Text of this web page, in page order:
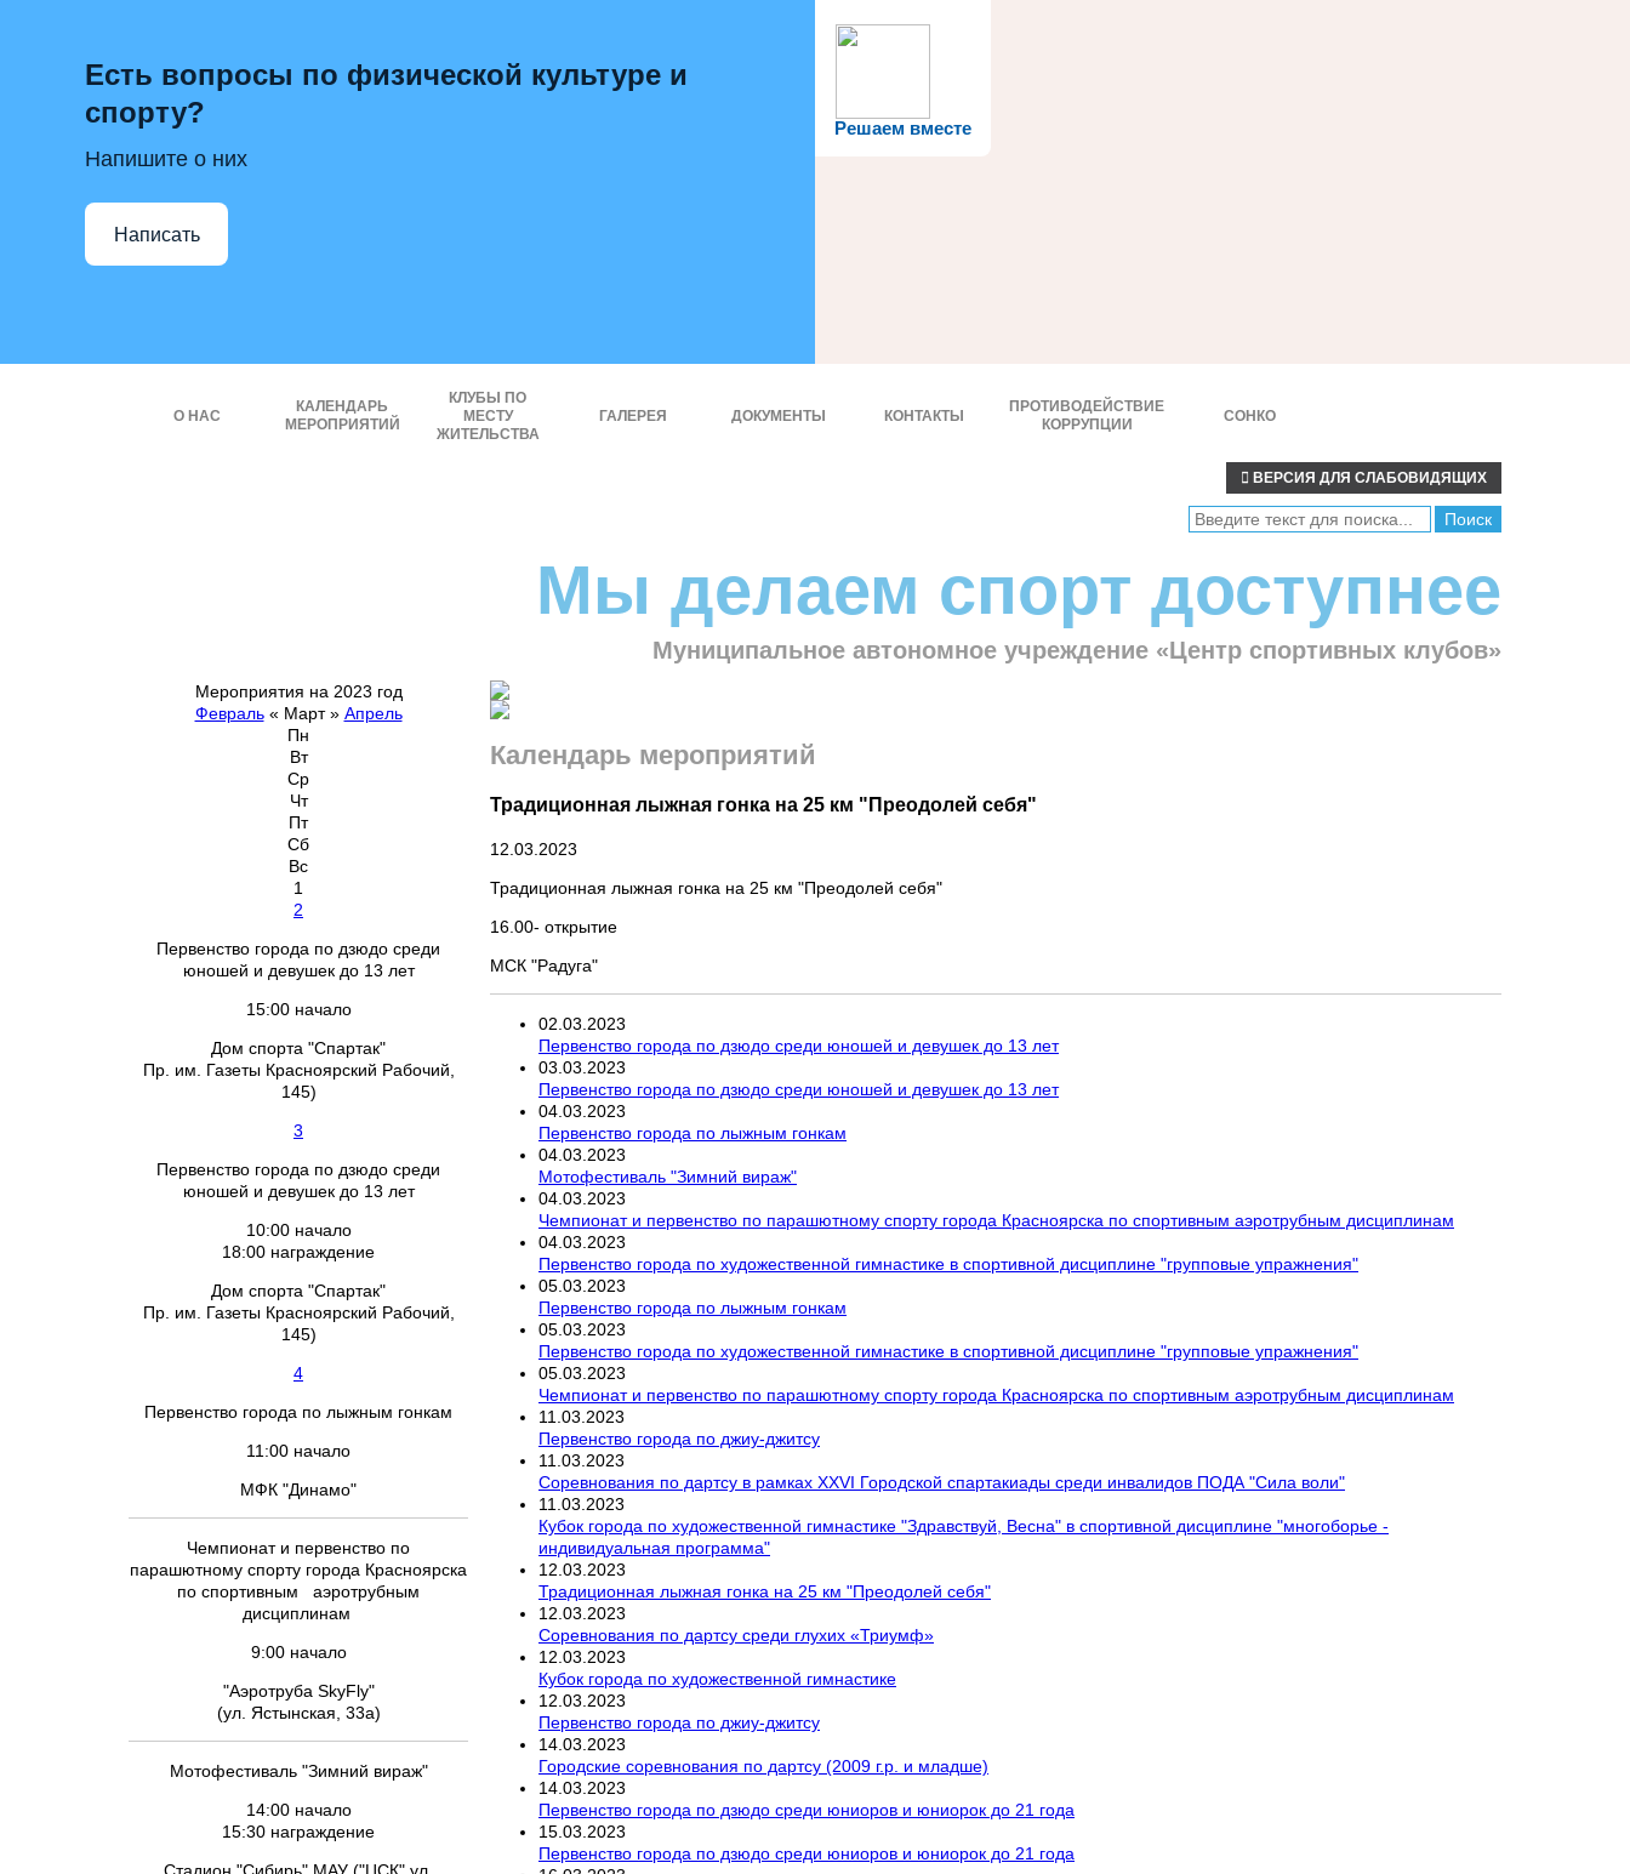
Решаем вместе
Есть вопросы по физической культуре и
спорту?
Напишите о них
Написать
О НАС
КАЛЕНДАРЬ
МЕРОПРИЯТИЙ
КЛУБЫ ПО
МЕСТУ
ЖИТЕЛЬСТВА
ГАЛЕРЕЯ ДОКУМЕНТЫ КОНТАКТЫ
ПРОТИВОДЕЙСТВИЕ
КОРРУПЦИИ
СОНКО
ВЕРСИЯ ДЛЯ СЛАБОВИДЯЩИХ
Мы делаем спорт доступнее
Муниципальное автономное учреждение «Центр спортивных клубов»
Мероприятия на 2023 год
Февраль« Март» Апрель
Пн
Вт
Ср
Чт
Пт
Сб
Вс
1
2
Первенство города по дзюдо среди
юношей и девушек до 13 лет
15:00 начало
Дом спорта "Спартак"
Пр. им. Газеты Красноярский Рабочий,
145)
3
Первенство города по дзюдо среди
юношей и девушек до 13 лет
10:00 начало
18:00 награждение
Дом спорта "Спартак"
Пр. им. Газеты Красноярский Рабочий,
145)
4
Первенство города по лыжным гонкам
11:00 начало
МФК "Динамо"
Чемпионат и первенство по
парашютному спорту города Красноярска
по спортивным аэротрубным
дисциплинам
9:00 начало
"Аэротруба SkyFly"
(ул. Ястынская, 33а)
Мотофестиваль "Зимний вираж"
14:00 начало
15:30 награждение
Календарь мероприятий
Традиционная лыжная гонка на 25 км "Преодолей себя"
12.03.2023
Традиционная лыжная гонка на 25 км "Преодолей себя"
16.00- открытие
МСК "Радуга"
02 03 2023
Первенство города по дзюдо среди юношей и девушек до 13 лет
03 03 2023
Первенство города по дзюдо среди юношей и девушек до 13 лет
04 03 2023
Первенство города по лыжным гонкам
04 03 2023
Мотофестиваль "Зимний вираж"
04 03 2023
Чемпионат и первенство по парашютному спорту города Красноярска по спортивным аэротрубным дисциплинам
04 03 2023
Первенство города по художественной гимнастике в спортивной дисциплине "групповые упражнения"
05 03 2023
Первенство города по лыжным гонкам
05 03 2023
Первенство города по художественной гимнастике в спортивной дисциплине "групповые упражнения"
05 03 2023
Чемпионат и первенство по парашютному спорту города Красноярска по спортивным аэротрубным дисциплинам
11 03 2023
Первенство города по джиу-джитсу
11 03 2023
Соревнования по дартсу в рамках XXVI Городской спартакиады среди инвалидов ПОДА "Сила воли"
11 03 2023
Кубок города по художественной гимнастике "Здравствуй, Весна" в спортивной дисциплине "многоборье -
индивидуальная программа"
12 03 2023
Традиционная лыжная гонка на 25 км "Преодолей себя"
12 03 2023
Соревнования по дартсу среди глухих «Триумф»
12 03 2023
Кубок города по художественной гимнастике
12 03 2023
Первенство города по джиу-джитсу
14 03 2023
Городские соревнования по дартсу (2009 г.р. и младше)
14 03 2023
Первенство города по дзюдо среди юниоров и юниорок до 21 года
15 03 2023
Первенство города по дзюдо среди юниоров и юниорок до 21 года